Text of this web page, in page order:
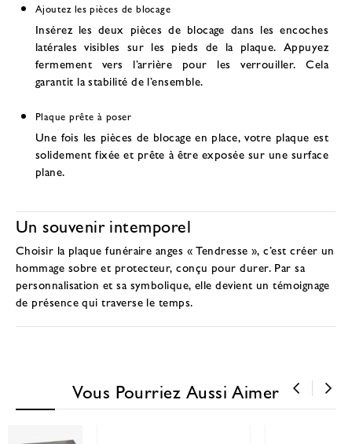
Ajoutez les pièces de blocage
Insérez les deux pièces de blocage dans les encoches
latérales visibles sur les pieds de la plaque. Appuyez
fermement vers l’arrière pour les verrouiller. Cela
garantit la stabilité de l’ensemble.
Plaque prête à poser
Une fois les pièces de blocage en place, votre plaque est
solidement fixée et prête à être exposée sur une surface
plane.
Un souvenir intemporel
Choisir la plaque funéraire anges « Tendresse », c’est créer un
hommage sobre et protecteur, conçu pour durer. Par sa
personnalisation et sa symbolique, elle devient untémoignage
de présencequi traverse le temps.
Vous Pourriez Aussi Aimer